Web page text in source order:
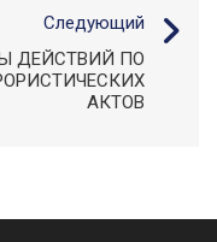
Следующий
ДЕЙСТВИЙ ПО
АКТОВ